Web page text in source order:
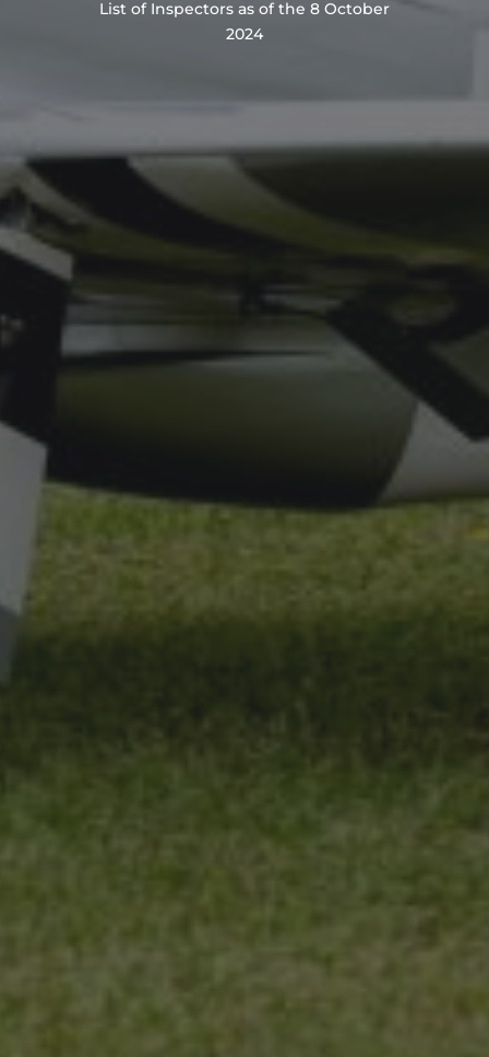
List of Inspectors as of the 8 October
2024